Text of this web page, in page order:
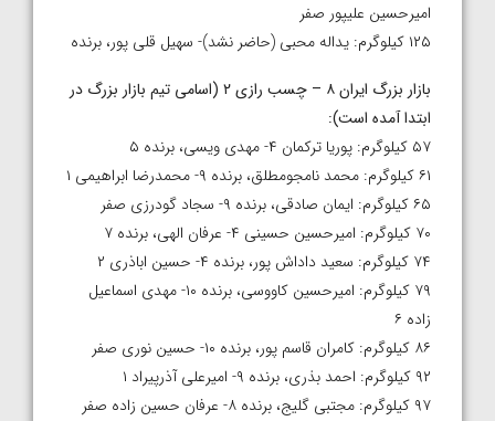
امیرحسین علیپور صفر
۱۲۵ کیلوگرم: یداله محبی (حاضر نشد)- سهیل قلی پور، برنده
بازار بزرگ ایران ۸ – چسب رازی ۲ (اسامی تیم بازار بزرگ در
ابتدا آمده است):
۵۷ کیلوگرم: پوریا ترکمان ۴- مهدی ویسی، برنده ۵
۶۱ کیلوگرم: محمد نامجومطلق، برنده ۹- محمدرضا ابراهیمی ۱
۶۵ کیلوگرم: ایمان صادقی، برنده ۹- سجاد گودرزی صفر
۷۰ کیلوگرم: امیرحسین حسینی ۴- عرفان الهی، برنده ۷
۷۴ کیلوگرم: سعید داداش پور، برنده ۴- حسین اباذری ۲
۷۹ کیلوگرم: امیرحسین کاووسی، برنده ۱۰- مهدی اسماعیل
زاده ۶
۸۶ کیلوگرم: کامران قاسم پور، برنده ۱۰- حسین نوری صفر
۹۲ کیلوگرم: احمد بذری، برنده ۹- امیرعلی آذرپیراد ۱
۹۷ کیلوگرم: مجتبی گلیج، برنده ۸- عرفان حسین زاده صفر